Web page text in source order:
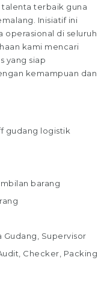
terbaik guna
Inisiatif ini
di seluruh
kami mencari
yang siap
kemampuan dan
gudang logistik
barang
Gudang, Supervisor
Checker, Packing